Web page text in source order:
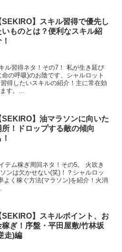
SEKIRO】スキル習得で優先し
いものとは？便利なスキル紹
ル習得ネタ！その7！ 私が生き延び
の呼吸)のお陰です、シャルロット
得したいスキルの紹介！主に常在効
す。...
SEKIRO】油マラソンに向いた
所！ドロップする敵の傾向
テム稼ぎ周回ネタ！その5。 火吹き
ンは欠かせない(笑)！？シャルロッ
よく稼ぐ方法(マラソン)を紹介！火消
SEKIRO】スキルポイント、お
稼ぎ！序盤・平田屋敷/竹林坂
走)編